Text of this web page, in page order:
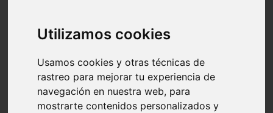
Utilizamos cookies
Usamos cookies y otras técnicas de
rastreo para mejorar tu experiencia de
navegación en nuestra web, para
mostrarte contenidos personalizados y
Cantabria - suances
Sevilla - bormujos
Málaga - júzcar
Huesca - alquézar
Huesca - castejón-de-sos
Lleida - alt-àneu